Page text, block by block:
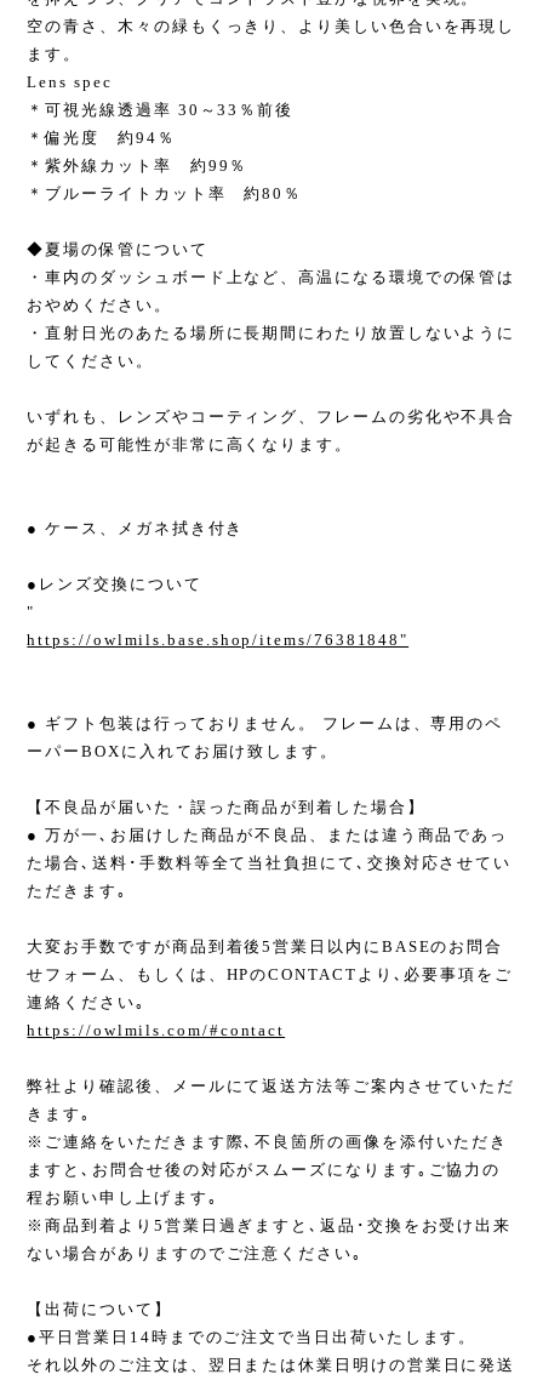
空の青さ、木々の緑もくっきり、より美しい色合いを再現し
ます。
Lens spec
＊可視光線透過率 30～33％前後
＊偏光度 約94％
＊紫外線カット率 約99％
＊ブルーライトカット率 約80％
◆夏場の保管について
・車内のダッシュボード上など、高温になる環境での保管は
おやめください。
・直射日光のあたる場所に長期間にわたり放置しないように
してください。
いずれも、レンズやコーティング、フレームの劣化や不具合
が起きる可能性が非常に高くなります。
● ケース、メガネ拭き付き
●レンズ交換について
"
https://owlmils.base.shop/items/76381848"
● ギフト包装は行っておりません。 フレームは、専用のペ
ーパーBOXに入れてお届け致します。
【不良品が届いた・誤った商品が到着した場合】
● 万が一､お届けした商品が不良品、または違う商品であっ
た場合､送料･手数料等全て当社負担にて､交換対応させてい
ただきます｡
大変お手数ですが商品到着後5営業日以内にBASEのお問合
せフォーム、もしくは、HPのCONTACTより､必要事項をご
連絡ください｡
https://owlmils.com/#contact
弊社より確認後、メールにて返送方法等ご案内させていただ
きます｡
※ご連絡をいただきます際､不良箇所の画像を添付いただき
ますと､お問合せ後の対応がスムーズになります｡ご協力の
程お願い申し上げます｡
※商品到着より5営業日過ぎますと､返品･交換をお受け出来
ない場合がありますのでご注意ください｡
【出荷について】
●平日営業日14時までのご注文で当日出荷いたします。
それ以外のご注文は、翌日または休業日明けの営業日に発送